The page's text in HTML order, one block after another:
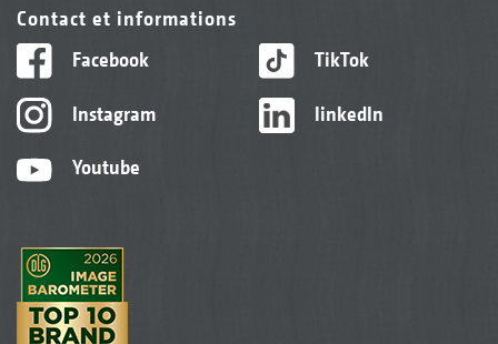
Contact et informations
Facebook
Instagram
Youtube
TikTok
linkedIn